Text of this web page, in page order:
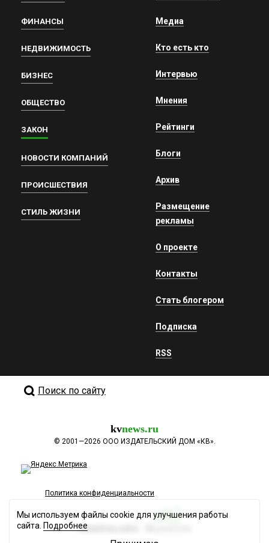
ФИНАНСЫ
НЕДВИЖИМОСТЬ
БИЗНЕС
ОБЩЕСТВО
ЗАКОН
НОВОСТИ КОМПАНИЙ
ПРОИСШЕСТВИЯ
СТИЛЬ ЖИЗНИ
Медиа
Кто есть кто
Интервью
Мнения
Рейтинги
Блоги
Архив
Размещение
рекламы
О проекте
Контакты
Стать блогером
Подписка
RSS
Поиск по сайту
kvnews.ru
© 2001—2026 ООО ИЗДАТЕЛЬСКИЙ ДОМ «КВ».
Политика конфиденциальности
Разработка сайта
Мы используем файлы cookie для улучшения работы
сайта. Подробнее